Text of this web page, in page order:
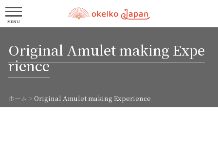
MENU
Original Amulet making Expe
rience
ホーム > Original Amulet making Experience